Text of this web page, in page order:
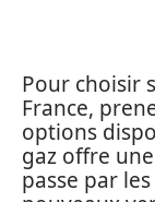
Pour choisir
France,
options
gaz offre
passe par